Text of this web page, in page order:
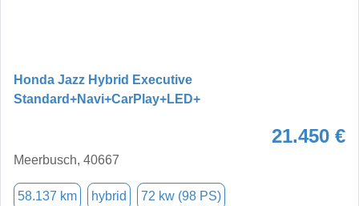
Honda Jazz Hybrid Executive
Standard+Navi+CarPlay+LED+
21.450 €
Meerbusch, 40667
58.137 km hybrid 72 kw (98 PS)